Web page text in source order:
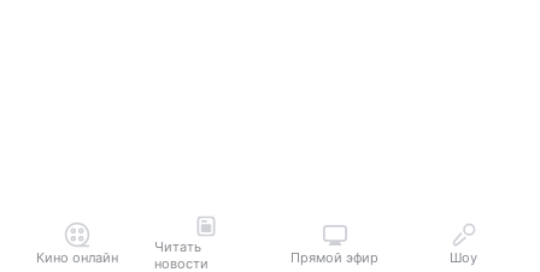
Кино онлайн
Читать
новости
Прямой эфир Шоу